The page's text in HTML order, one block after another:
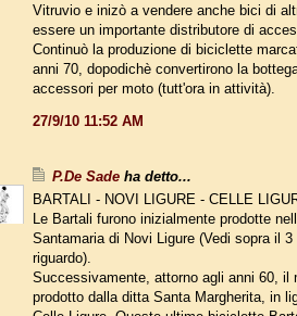
Vitruvio e inizò a vendere anche bici di
essere un importante distributore di
Continuò la produzione di biciclette
anni 70, dopodichè convertirono la
accessori per moto (tutt'ora in attività).
27/9/10 11:52 AM
P.De Sade ha detto...
BARTALI - NOVI LIGURE - CELLE
Le Bartali furono inizialmente prodotte
Santamaria di Novi Ligure (Vedi sopra il
riguardo).
Successivamente, attorno agli anni 60, il
prodotto dalla ditta Santa Margherita, in